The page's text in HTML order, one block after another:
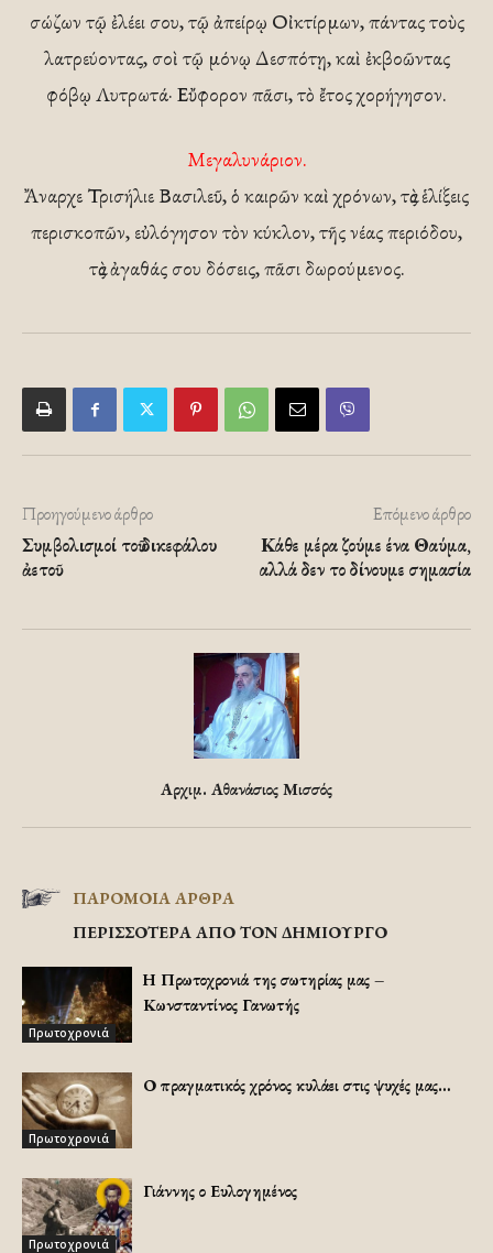
σώζων τῷ ἐλέει σου, τῷ ἀπείρῳ Οἰκτίρμων, πάντας τοὺς
λατρεύοντας, σοὶ τῷ μόνῳ Δεσπότῃ, καὶ ἐκβοῶντας
φόβῳ Λυτρωτά· Εὔφορον πᾶσι, τὸ ἔτος χορήγησον.
Μεγαλυνάριον.
Ἄναρχε Τρισήλιε Βασιλεῦ, ὁ καιρῶν καὶ χρόνων, τὰς ἑλίξεις
περισκοπῶν, εὐλόγησον τὸν κύκλον, τῆς νέας περιόδου,
τὰς ἀγαθάς σου δόσεις, πᾶσι δωρούμενος.
Προηγούμενο άρθρο
Συμβολισμοί τοῦ δικεφάλου
ἀετοῦ
Επόμενο άρθρο
Κάθε μέρα ζούμε ένα Θαύμα,
αλλά δεν το δίνουμε σημασία
Αρχιμ. Αθανάσιος Μισσός
ΠΑΡΟΜΟΙΑ ΑΡΘΡΑ
ΠΕΡΙΣΣΟΤΕΡΑ ΑΠΟ ΤΟΝ ΔΗΜΙΟΥΡΓΟ
Πρωτοχρονιά
Η Πρωτοχρονιά της σωτηρίας μας –
Κωνσταντίνος Γανωτής
Πρωτοχρονιά
Ο πραγματικός χρόνος κυλάει στις ψυχές μας…
Πρωτοχρονιά
Γιάννης ο Ευλογημένος